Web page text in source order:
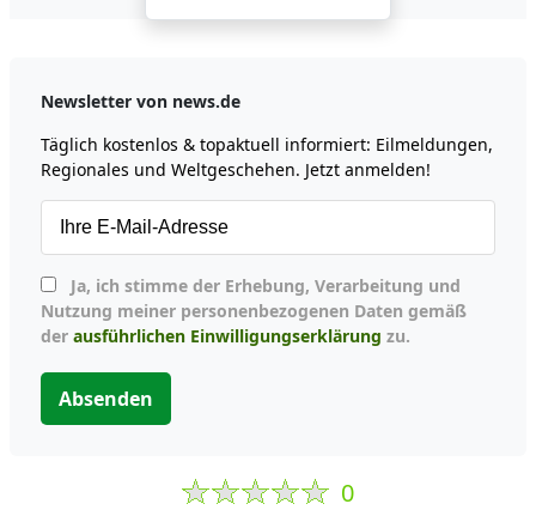
Newsletter von news.de
Täglich kostenlos & topaktuell informiert: Eilmeldungen,
Regionales und Weltgeschehen. Jetzt anmelden!
Nutzung meiner personenbezogenen Daten gemäß
der ausführlichen Einwilligungserklärung zu.
Absenden
0